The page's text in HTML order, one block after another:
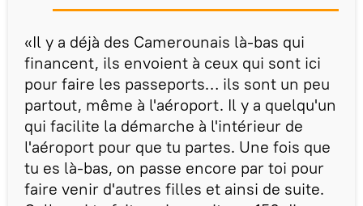
«Il y a déjà des Camerounais là-bas qui
financent, ils envoient à ceux qui sont ici
pour faire les passeports… ils sont un peu
partout, même à l'aéroport. Il y a quelqu'un
qui facilite la démarche à l'intérieur de
l'aéroport pour que tu partes. Une fois que
tu es là-bas, on passe encore par toi pour
faire venir d'autres filles et ainsi de suite.